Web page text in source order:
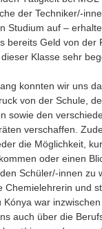
der Techniker/-
Studium auf –
bereits Geld von der
Klasse sehr
konnten wir uns
von der Schule,
sowie den
verschaffen.
die Möglichkeit,
oder einen
Schüler/-innen zu
Chemielehrerin und
war
auch über die